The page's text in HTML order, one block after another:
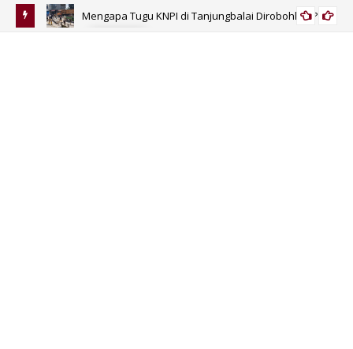
Mengapa Tugu KNPI di Tanjungbalai Dirobohkan?